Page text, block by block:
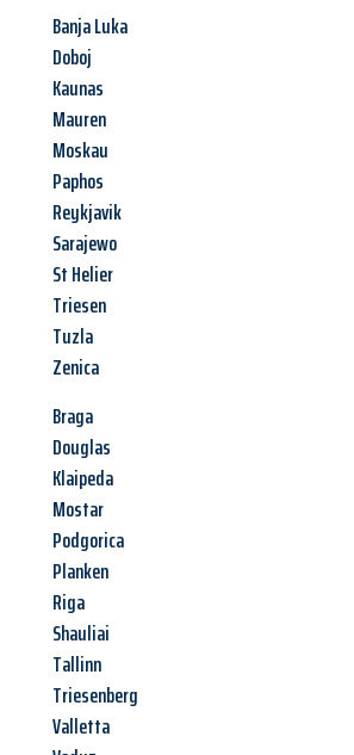
Banja Luka
Doboj
Kaunas
Mauren
Moskau
Paphos
Reykjavik
Sarajewo
St Helier
Triesen
Tuzla
Zenica
Braga
Douglas
Klaipeda
Mostar
Podgorica
Planken
Riga
Shauliai
Tallinn
Triesenberg
Valletta